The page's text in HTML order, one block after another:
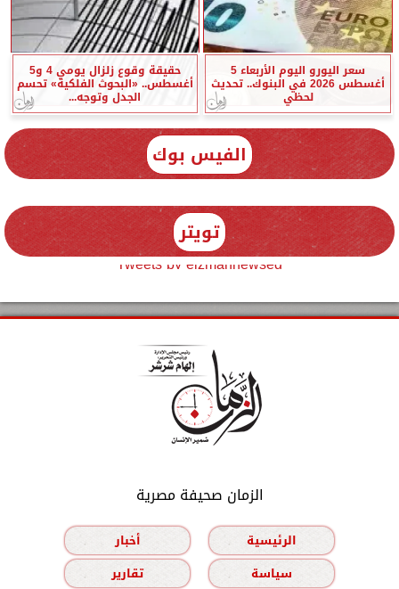
سعر اليورو اليوم الأربعاء 5
أغسطس 2026 في البنوك.. تحديث
لحظي
حقيقة وقوع زلزال يومي 4 و5
أغسطس.. «البحوث الفلكية» تحسم
الجدل وتوجه...
الفيس بوك
تويتر
Tweets by elzmannewseg
الزمان صحيفة مصرية
الرئيسية
أخبار
سياسة
تقارير